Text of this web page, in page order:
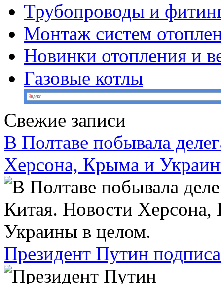
Трубопроводы и
Монтаж систем
Новинки отопления и
Газовые котлы
Свежие записи
В Полтаве побывала
Херсона, Крыма и
Президент Путин